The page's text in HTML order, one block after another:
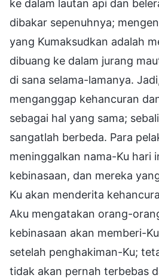
ke dalam lautan api dan
dibakar sepenuhnya;
yang Kumaksudkan adalah
dibuang ke dalam jurang
di sana selama-lamanya.
menganggap kehancuran
sebagai hal yang sama;
sangatlah berbeda. Para
meninggalkan nama-Ku hari
kebinasaan, dan mereka
Ku akan menderita
Aku mengatakan orang-
kebinasaan akan memberi-
setelah penghakiman-Ku;
tidak akan pernah terbebas